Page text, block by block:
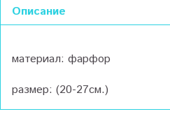
Описание
материал: фарфор
размер: (20-27см.)